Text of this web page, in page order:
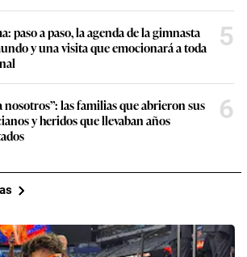
paso a paso, la agenda de la gimnasta
y una visita que emocionará a toda
5
nosotros”: las familias que abrieron sus
y heridos que llevaban años
6